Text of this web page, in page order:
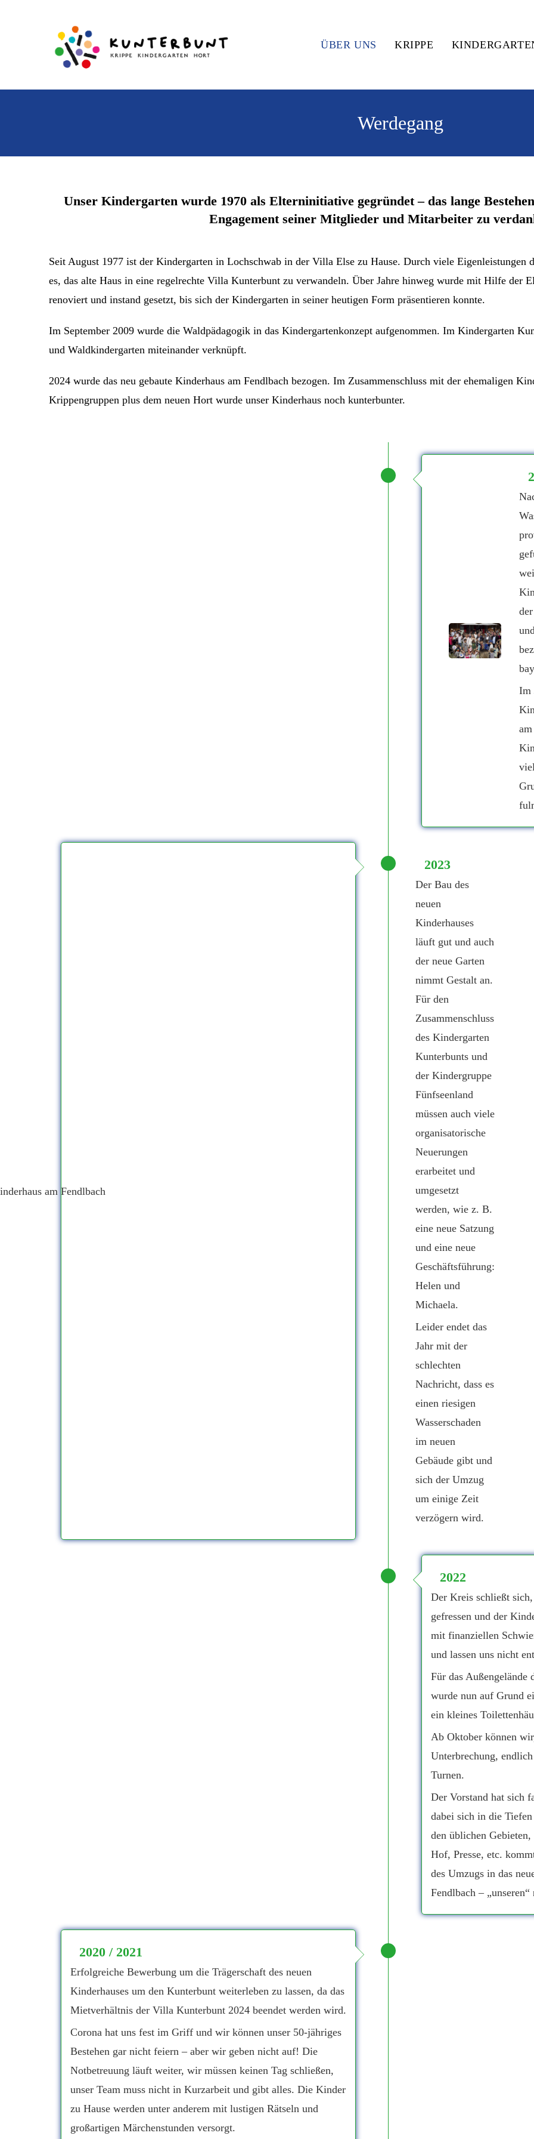
ÜBER UNS KRIPPE
Werdegang
Unser Kindergarten wurde 1970 als Elterninitiative gegründet – das lange
Engagement seiner Mitglieder und Mitarbeiter zu
Seit August 1977 ist der Kindergarten in Lochschwab in der Villa Else zu Hause. Durch viele Eigenleistungen
es, das alte Haus in eine regelrechte Villa Kunterbunt zu verwandeln. Über Jahre hinweg wurde mit Hilfe der
renoviert und instand gesetzt, bis sich der Kindergarten in seiner heutigen Form präsentieren konnte.
Im September 2009 wurde die Waldpädagogik in das Kindergartenkonzept aufgenommen. Im Kindergarten
und Waldkindergarten miteinander verknüpft.
2024 wurde das neu gebaute Kinderhaus am Fendlbach bezogen. Im Zusammenschluss mit der ehemaligen
Krippengruppen plus dem neuen Hort wurde unser Kinderhaus noch kunterbunter.
Im
2023
Der Bau des
neuen
Kinderhauses
läuft gut und auch
der neue Garten
nimmt Gestalt an.
Für den
Zusammenschluss
des Kindergarten
Kunterbunts und
der Kindergruppe
Fünfseenland
müssen auch viele
organisatorische
Neuerungen
erarbeitet und
umgesetzt
werden, wie z. B.
eine neue Satzung
und eine neue
Geschäftsführung:
Helen und
Michaela.
Leider endet das
Jahr mit der
schlechten
Nachricht, dass es
einen riesigen
Wasserschaden
im neuen
Gebäude gibt und
sich der Umzug
um einige Zeit
verzögern wird.
2022
Der Kreis schließt
gefressen und der
mit finanziellen
und lassen uns nicht
Für das Außengelände
wurde nun auf Grund
ein kleines
Ab Oktober können
Unterbrechung,
Turnen.
Der Vorstand hat sich
dabei sich in die
den üblichen
Hof, Presse, etc.
des Umzugs in das
Fendlbach –
2020 / 2021
Erfolgreiche Bewerbung um die Trägerschaft des neuen
Kinderhauses um den Kunterbunt weiterleben zu lassen, da das
Mietverhältnis der Villa Kunterbunt 2024 beendet werden wird.
Corona hat uns fest im Griff und wir können unser 50-jähriges
Bestehen gar nicht feiern – aber wir geben nicht auf! Die
Notbetreuung läuft weiter, wir müssen keinen Tag schließen,
unser Team muss nicht in Kurzarbeit und gibt alles. Die Kinder
zu Hause werden unter anderem mit lustigen Rätseln und
großartigen Märchenstunden versorgt.